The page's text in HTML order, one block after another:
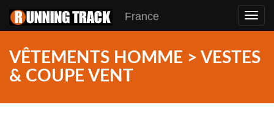
France
VÊTEMENTS HOMME > VESTES
& COUPE VENT